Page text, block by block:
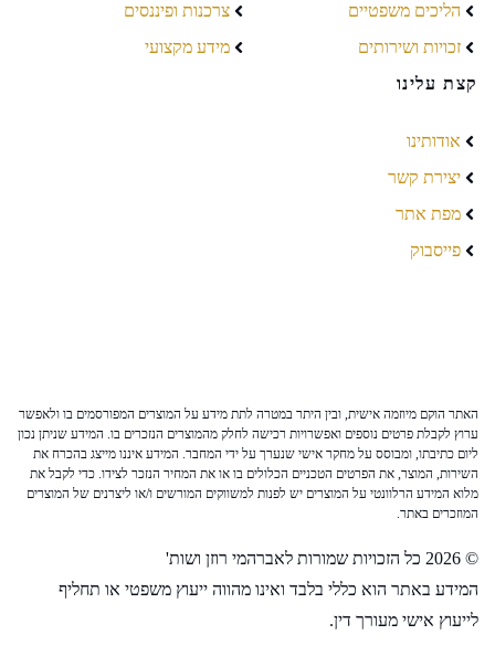
הליכים משפטיים
זכויות ושירותים
צרכנות ופיננסים
מידע מקצועי
קצת עלינו
אודותינו
יצירת קשר
מפת אתר
פייסבוק
האתר הוקם מיוזמה אישית, ובין היתר במטרה לתת מידע על המוצרים המפורסמים בו ולאפשר
ערוץ לקבלת פרטים נוספים ואפשרויות רכישה לחלק מהמוצרים הנזכרים בו. המידע שניתן נכון
ליום כתיבתו, ומבוסס על מחקר אישי שנערך על ידי המחבר. המידע איננו מייצג בהכרח את
השירות, המוצר, את הפרטים הטכניים הכלולים בו או את המחיר הנזכר לצידו. כדי לקבל את
מלוא המידע הרלוונטי על המוצרים יש לפנות למשווקים המורשים ו/או ליצרנים של המוצרים
המוזכרים באתר.
© 2026 כל הזכויות שמורות לאברהמי רוזן ושות'
המידע באתר הוא כללי בלבד ואינו מהווה ייעוץ משפטי או תחליף
לייעוץ אישי מעורך דין.